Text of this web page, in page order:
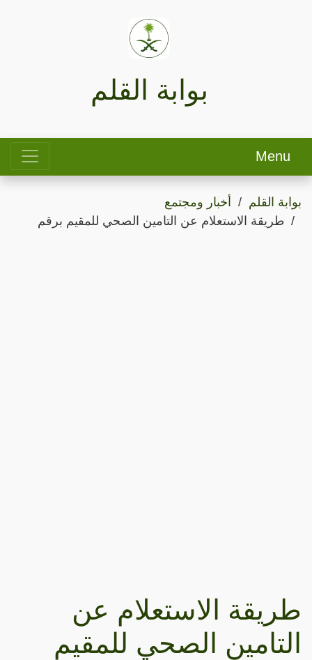
بوابة القلم
Menu
بوابة القلم
أخبار ومجتمع
طريقة الاستعلام عن التامين الصحي للمقيم برقم
طريقة الاستعلام عن
التامين الصحي للمقيم